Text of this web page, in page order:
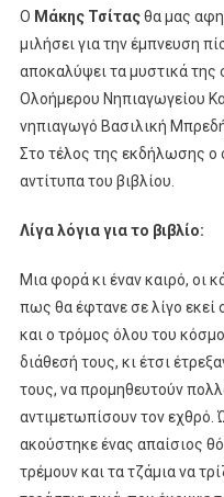
Ο Μάκης Τσίταςθα μας
μιλήσει για την έμπνευση
αποκαλύψει τα μυστικά
Ολοήμερου Νηπιαγωγείου
νηπιαγωγό Βασιλική
Στο τέλος της εκδήλωσης
αντίτυπα του βιβλίου.
Λίγα λόγια για το βιβλίο:
Μια φορά κι έναν καιρό, οι
πως θα έφτανε σε λίγο εκεί
και ο τρόμος όλου του
διάθεσή τους, κι έτσι
τους, να προμηθευτούν
αντιμετωπίσουν τον εχθρό.
ακούστηκε ένας απαίσιος
τρέμουν και τα τζάμια να